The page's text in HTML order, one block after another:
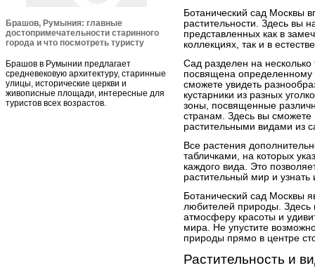
Брашов, Румыния: главные
достопримечательности старинного
города и что посмотреть туристу
Брашов в Румынии предлагает
средневековую архитектуру, старинные
улицы, исторические церкви и
живописные площади, интересные для
туристов всех возрастов.
Ботанический сад Москвы
растительности. Здесь вы
представленных как в
коллекциях, так и в
Сад разделен на несколько
посвящена
сможете увидеть
кустарники из разных
зоны, посвященные
странам. Здесь вы сможете
растительными видами из
Все растения
табличками, на которых
каждого вида. Это
растительный мир и
Ботанический сад Москвы
любителей природы. Здесь
атмосферу красоты и
мира. Не упустите
природы прямо в центре
Растительность и